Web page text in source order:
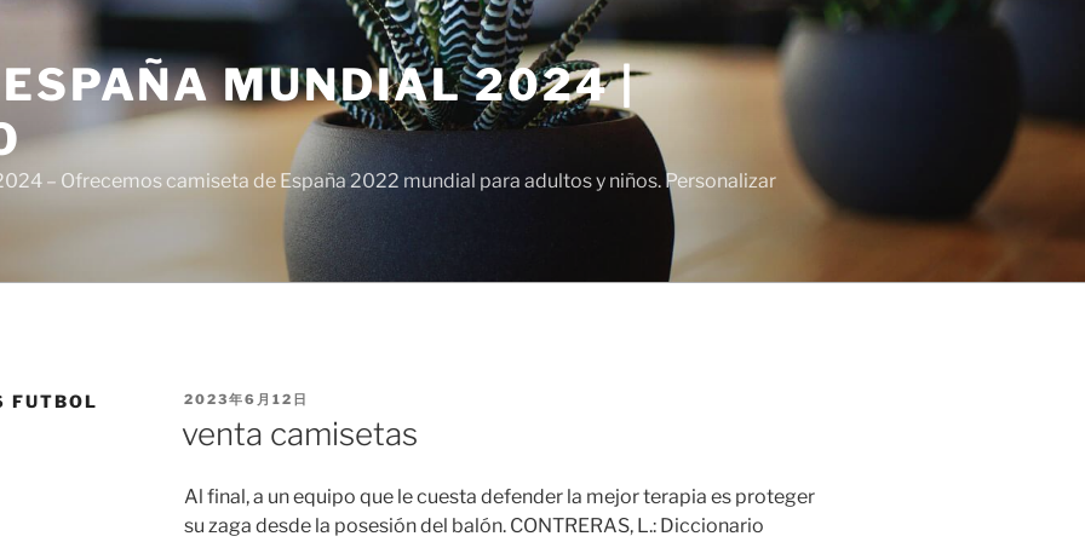
MUNDIAL 2024 |
– Ofrecemos camiseta de España 2022 mundial para adultos y niños. Personalizar
FUTBOL
PUBLICADO
2023年6月12日
venta camisetas
Al final, a un equipo que le cuesta defender la mejor terapia es proteger
su zaga desde la posesión del balón. CONTRERAS, L.: Diccionario